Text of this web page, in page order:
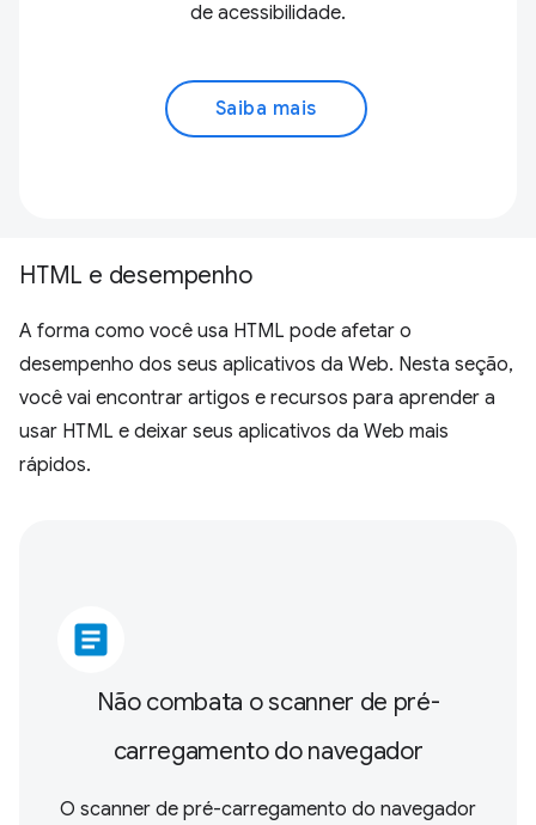
de acessibilidade.
Saiba mais
HTML e desempenho
A forma como você usa HTML pode afetar o
desempenho dos seus aplicativos da Web. Nesta seção,
você vai encontrar artigos e recursos para aprender a
usar HTML e deixar seus aplicativos da Web mais
rápidos.
article
Não combata o scanner de pré-
carregamento do navegador
O scanner de pré-carregamento do navegador